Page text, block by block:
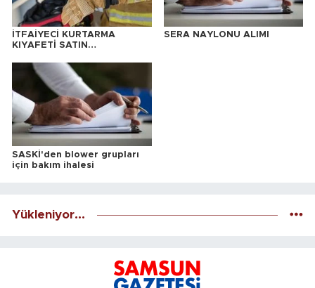
İTFAİYECİ KURTARMA
KIYAFETİ SATIN
SERA NAYLONU ALIMI
SASKİ'den blower grupları
için bakım ihalesi
Yükleniyor...